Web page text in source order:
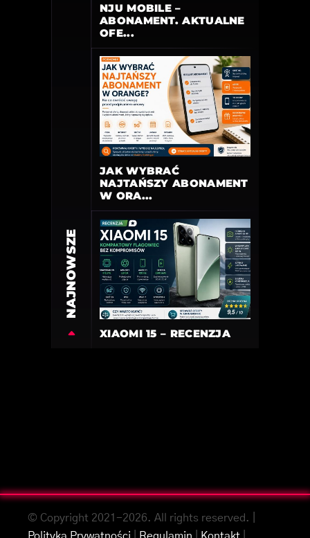
NAJNOWSZE
NJU MOBILE –
ABONAMENT. AKTUALNE
OFE...
JAK WYBRAĆ
NAJTAŃSZY ABONAMENT
W ORA...
XIAOMI 15 – RECENZJA
© Copyright 2021-2026. All rights reserved. |